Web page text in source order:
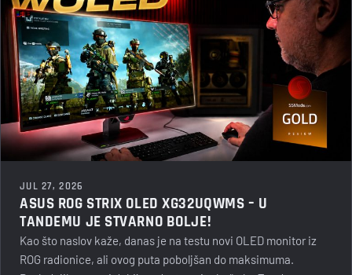
JUL 27, 2026
ASUS ROG STRIX OLED XG32UQWMS – U
TANDEMU JE STVARNO BOLJE!
Kao što naslov kaže, danas je na testu novi OLED monitor iz
ROG radionice, ali ovog puta poboljšan do maksimuma.